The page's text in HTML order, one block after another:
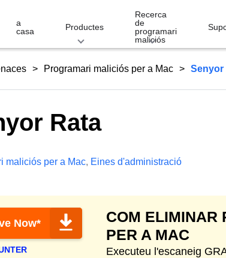
a
casa
Productes
Recerca
de
programari
maliciós
Programari maliciós per a Mac Senyor
Rata
maliciós per a Mac, Eines d'administració
Now*
COM ELIMINAR
PER A MAC
Executeu l'escaneig